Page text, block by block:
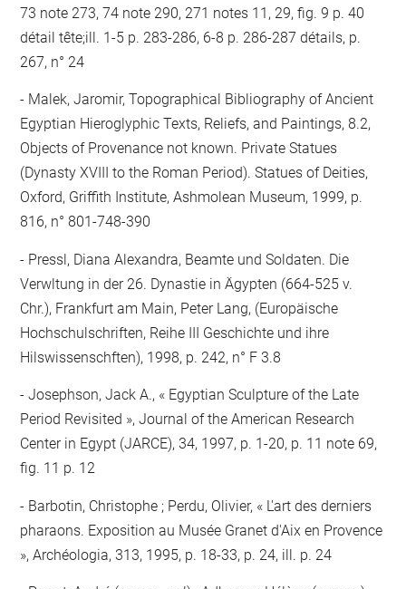
73 note 273, 74 note 290, 271 notes 11, 29, fig. 9 p. 40
détail tête;ill. 1-5 p. 283-286, 6-8 p. 286-287 détails, p.
267, n° 24
Malek, Jaromir, Topographical Bibliography of Ancient
Egyptian Hieroglyphic Texts, Reliefs, and Paintings, 8.2,
Objects of Provenance not known. Private Statues
(Dynasty XVIII to the Roman Period). Statues of Deities,
Oxford, Griffith Institute, Ashmolean Museum, 1999, p.
816, n° 801-748-390
Pressl, Diana Alexandra, Beamte und Soldaten. Die
Verwltung in der 26. Dynastie in Ägypten (664-525 v.
Chr.), Frankfurt am Main, Peter Lang, (Europäische
Hochschulschriften, Reihe III Geschichte und ihre
Hilswissenschften), 1998, p. 242, n° F 3.8
Josephson, Jack A., « Egyptian Sculpture of the Late
Period Revisited », Journal of the American Research
Center in Egypt (JARCE), 34, 1997, p. 1-20, p. 11 note 69,
fig. 11 p. 12
Barbotin, Christophe ; Perdu, Olivier, « L'art des derniers
pharaons. Exposition au Musée Granet d'Aix en Provence
», Archéologia, 313, 1995, p. 18-33, p. 24, ill. p. 24